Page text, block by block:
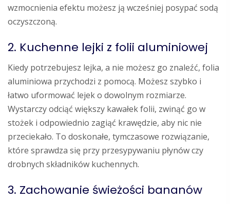
wzmocnienia efektu możesz ją wcześniej posypać sodą
oczyszczoną.
2. Kuchenne lejki z folii aluminiowej
Kiedy potrzebujesz lejka, a nie możesz go znaleźć, folia
aluminiowa przychodzi z pomocą. Możesz szybko i
łatwo uformować lejek o dowolnym rozmiarze.
Wystarczy odciąć większy kawałek folii, zwinąć go w
stożek i odpowiednio zagiąć krawędzie, aby nic nie
przeciekało. To doskonałe, tymczasowe rozwiązanie,
które sprawdza się przy przesypywaniu płynów czy
drobnych składników kuchennych.
3. Zachowanie świeżości bananów